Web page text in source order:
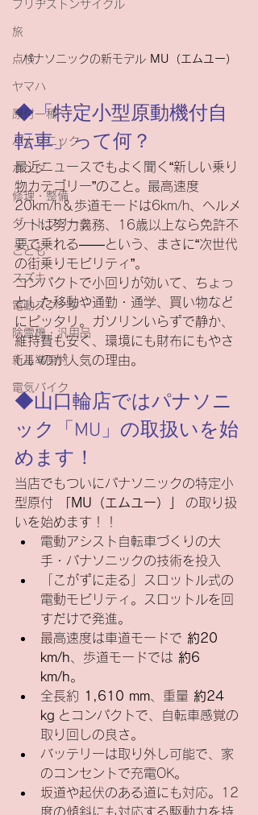
ブリヂストンサイクル
旅
点検
ヤマハ
原付一種
パナソニック
ホンダ
修理・整備
ダートフリーク
こども
スズキ
電動スクーター
除雪機・汎用品
新基準原付
電気バイク
パナソニックの新モデル MU（エムユー）
◆「特定小型原動機付自
転車」って何？
最近ニュースでもよく聞く“新しい乗り
物カテゴリー”のこと。最高速度
20km/h＆歩道モードは6km/h、ヘルメ
ットは努力義務、16歳以上なら免許不
要で乗れる――という、まさに“次世代
の街乗りモビリティ”。
コンパクトで小回りが効いて、ちょっ
とした移動や通勤・通学、買い物など
にピッタリ。ガソリンいらずで静か、
維持費も安く、環境にも財布にもやさ
しいのが人気の理由。
◆山口輪店ではパナソニ
ック「MU」の取扱いを始
めます！
当店でもついにパナソニックの特定小
型原付
「MU（エムユー）」
の取り扱
いを始めます！！
電動アシスト自転車づくりの大
手・パナソニックの技術を投入
「こがずに走る」スロットル式の
電動モビリティ。スロットルを回
すだけで発進。
最高速度は車道モードで 約20
km/h 、歩道モードでは 約6
km/h。
全長約
1,610 mm 、重量 約24
kg とコンパクトで、自転車感覚の
取り回しの良さ。
バッテリーは取り外し可能で、家
のコンセントで充電OK。
坂道や起伏のある道にも対応。12
度の傾斜にも対応する駆動力を持